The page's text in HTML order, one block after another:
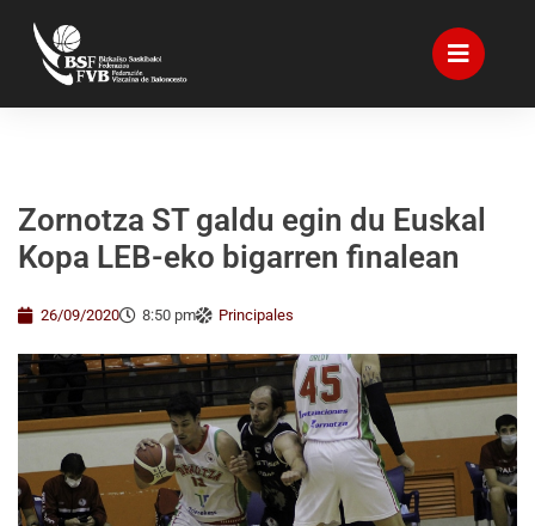
Zornotza ST galdu egin du Euskal
Kopa LEB-eko bigarren finalean
26/09/2020 8:50 pm Principales